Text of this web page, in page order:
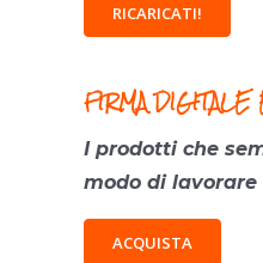
RICARICATI!
FIRMA DIGITALE
I prodotti che
modo di lavorare
ACQUISTA